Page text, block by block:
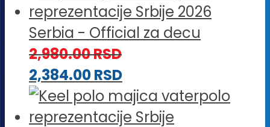
Serbia - Official za decu
2,980.00RSD
2,384.00RSD